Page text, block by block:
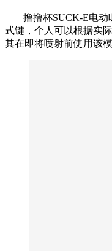
撸撸杯SUCK-E电
式键，个人可以根据实
其在即将喷射前使用该